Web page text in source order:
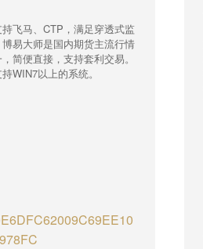
飞马、CTP，满足穿透式监
易大师是国内期货主流行情
简便直接，支持套利交易。
WIN7以上的系统。